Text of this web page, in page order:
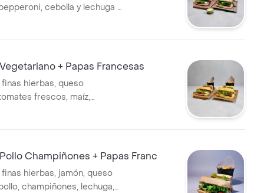
cebolla y lechuga +
+ Papas Francesas
hierbas, queso
frescos, maíz,
y lechuga con salsa de la
Champiñones + Papas Franc
hierbas, jamón, queso
champiñones, lechuga,